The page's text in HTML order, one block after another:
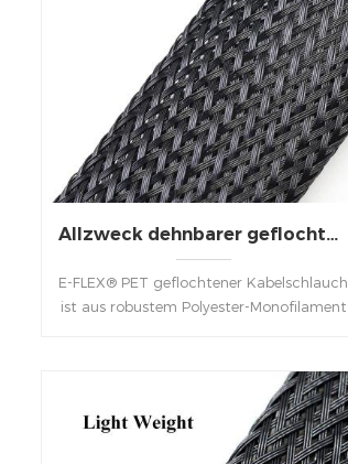
Allzweck dehnbarer geflochtener Kabelschlauch aus PET
E-FLEX® PET geflochtener Kabelschlauch
ist aus robustem Polyester-Monofilament
flammhemmend, UV-beständig,
widersteht den meisten Ölen, gängigen
Kraftstoffen und Lösungsmitteln.
Einfacher Anwendung über